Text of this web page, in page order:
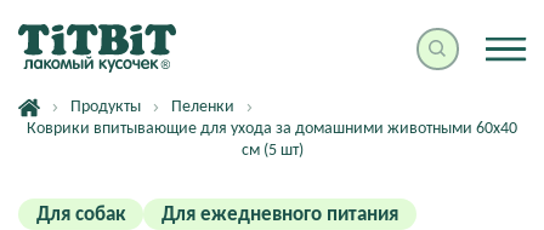
Продукты
Пеленки
Коврики впитывающие для ухода за домашними животными 60х40
см (5 шт)
Для собак Для ежедневного питания